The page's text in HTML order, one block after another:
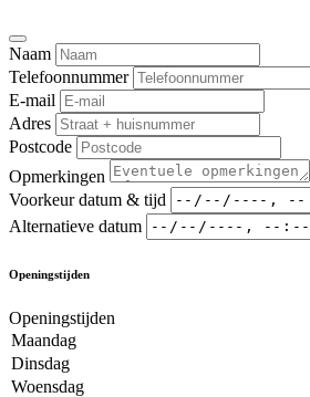
Naam
Telefoonnummer
E-mail
Adres
Postcode
Opmerkingen
Voorkeur datum & tijd
Alternatieve datum
Openingstijden
Openingstijden
Maandag
Dinsdag
Woensdag